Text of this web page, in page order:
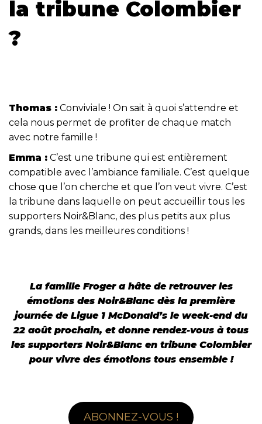
la tribune Colombier
?
Thomas : Conviviale ! On sait à quoi s’attendre et
cela nous permet de profiter de chaque match
avec notre famille !
Emma : C’est une tribune qui est entièrement
compatible avec l’ambiance familiale. C’est quelque
chose que l’on cherche et que l’on veut vivre. C’est
la tribune dans laquelle on peut accueillir tous les
supporters Noir&Blanc, des plus petits aux plus
grands, dans les meilleures conditions !
La famille Froger a hâte de retrouver les
émotions des Noir&Blanc dès la première
journée de Ligue 1 McDonald’s le week-end du
22 août prochain, et donne rendez-vous à tous
les supporters Noir&Blanc en tribune Colombier
pour vivre des émotions tous ensemble !
ABONNEZ-VOUS !